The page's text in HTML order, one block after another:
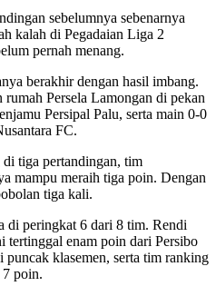
sebelumnya sebenarnya
kalah di Pegadaian Liga 2
pernah menang.
berakhir dengan hasil imbang.
Persela Lamongan di pekan
Persipal Palu, serta main 0-0
FC.
tiga pertandingan, tim
mampu meraih tiga poin. Dengan
tiga kali.
di peringkat 6 dari 8 tim. Rendi
enam poin dari Persibo
klasemen, serta tim ranking
7 poin.